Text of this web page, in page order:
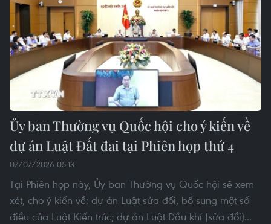
Ủy ban Thường vụ Quốc hội cho ý kiến về
dự án Luật Đất đai tại Phiên họp thứ 4
07/07/2026 05:13
Tại Phiên họp này, Ủy ban Thường vụ Quốc hội sẽ xem
xét, cho ý kiến về: dự án Luật sửa đổi, bổ sung một số
điều của Luật Kiến trúc; dự án Luật Dầu khí (sửa đổi)...